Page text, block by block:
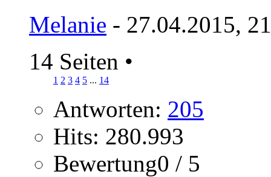
Melanie - 27.04.2015,
14 Seiten •
1 2 3 4 5 ... 14
Antworten: 205
Hits: 280.993
Bewertung0 / 5